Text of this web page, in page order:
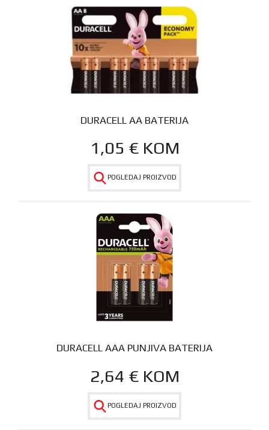
DURACELL AA BATERIJA
1,05 € KOM
POGLEDAJ PROIZVOD
DURACELL AAA PUNJIVA BATERIJA
2,64 € KOM
POGLEDAJ PROIZVOD